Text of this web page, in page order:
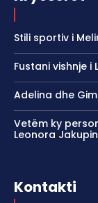
Stili sportiv i
Fustani vishnje
Adelina dhe
Vetëm ky
Leonora Jakupin
Kontakti